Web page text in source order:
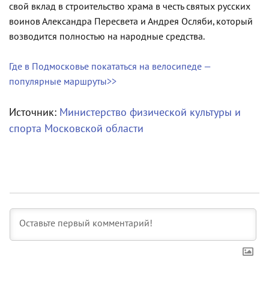
свой вклад в строительство храма в честь святых русских
воинов Александра Пересвета и Андрея Осляби, который
возводится полностью на народные средства.
Где в Подмосковье покататься на велосипеде —
популярные маршруты>>
Источник: Министерство физической культуры и
спорта Московской области